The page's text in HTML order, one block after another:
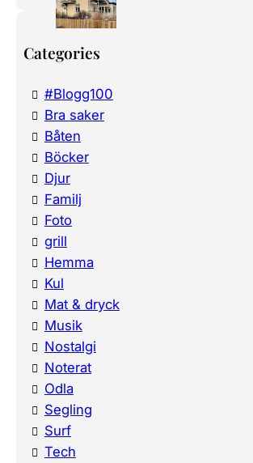
Categories
#Blogg100
Bra saker
Båten
Böcker
Djur
Familj
Foto
grill
Hemma
Kul
Mat & dryck
Musik
Nostalgi
Noterat
Odla
Segling
Surf
Tech